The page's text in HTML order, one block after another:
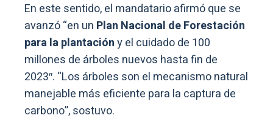
En este sentido, el mandatario afirmó que se
avanzó “en un Plan Nacional de Forestación
para la plantacióny el cuidado de 100
millones de árboles nuevos hasta fin de
2023″. “Los árboles son el mecanismo natural
manejable más eficiente para la captura de
carbono”, sostuvo.